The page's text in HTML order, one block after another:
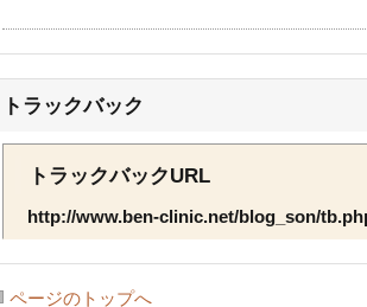
トラックバック
トラックバックURL
http://www.ben-clinic.net/blog_son/
ページのトップへ